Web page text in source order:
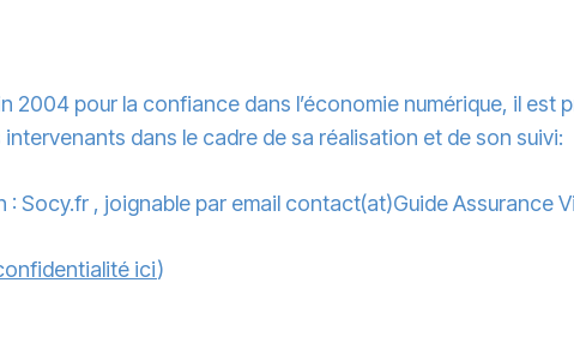
2004 pour la confiance dans l’économie numérique, il
dans le cadre de sa réalisation et de son suivi:
Socy.fr , joignable par email contact(at)Guide Assurance
ici)